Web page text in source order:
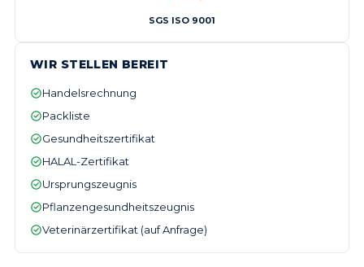
SGS ISO 9001
WIR STELLEN BEREIT
Handelsrechnung
Packliste
Gesundheitszertifikat
HALAL-Zertifikat
Ursprungszeugnis
Pflanzengesundheitszeugnis
Veterinärzertifikat (auf Anfrage)